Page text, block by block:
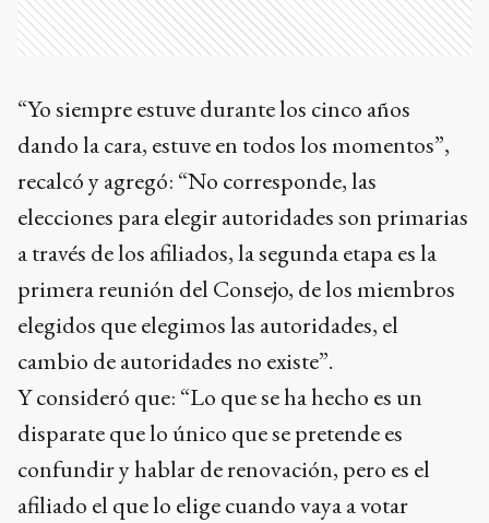
“Yo siempre estuve durante los cinco años
dando la cara, estuve en todos los momentos”,
recalcó y agregó: “No corresponde, las
elecciones para elegir autoridades son primarias
a través de los afiliados, la segunda etapa es la
primera reunión del Consejo, de los miembros
elegidos que elegimos las autoridades, el
cambio de autoridades no existe”.
Y consideró que: “Lo que se ha hecho es un
disparate que lo único que se pretende es
confundir y hablar de renovación, pero es el
afiliado el que lo elige cuando vaya a votar